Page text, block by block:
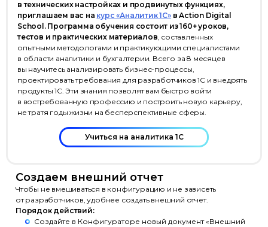
в технических настройках и продвинутых функциях,
приглашаем вас на курс «Аналитик 1С» в Action Digital
School. Программа обучения состоит из 160+ уроков,
тестов и практических материалов, составленных
опытными методологами и практикующими специалистами
в области аналитики и бухгалтерии. Всего за 8 месяцев
вы научитесь анализировать бизнес-процессы,
проектировать требования для разработчиков 1С и внедрять
продукты 1С. Эти знания позволят вам быстро войти
в востребованную профессию и построить новую карьеру,
не тратя годы жизни на бесперспективные сферы.
Учиться на аналитика 1С
Создаем внешний отчет
Чтобы не вмешиваться в конфигурацию и не зависеть
от разработчиков, удобнее создать внешний отчет.
Порядок действий:
Создайте в Конфигураторе новый документ «Внешний